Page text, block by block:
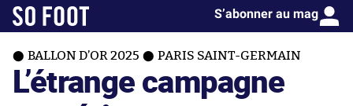
S’abonner au mag
BALLON D’OR 2025 PARIS SAINT-GERMAIN
L’étrange campagne